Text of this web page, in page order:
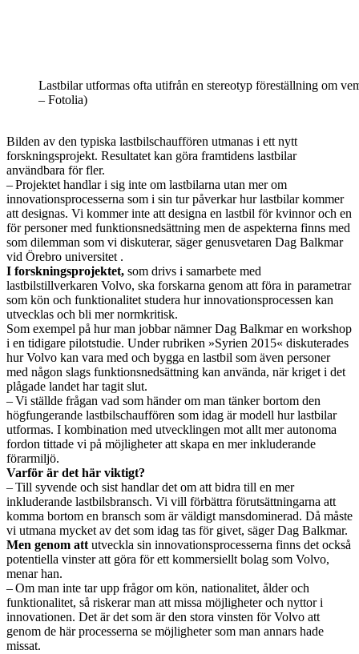
Lastbilar utformas ofta utifrån en stereotyp föreställning om
– Fotolia)
Bilden av den typiska lastbilschauffören utmanas i ett nytt
forskningsprojekt. Resultatet kan göra framtidens lastbilar
användbara för fler.
– Projektet handlar i sig inte om lastbilarna utan mer om
innovationsprocesserna som i sin tur påverkar hur lastbilar kommer
att designas. Vi kommer inte att designa en lastbil för kvinnor och en
för personer med funktionsnedsättning men de aspekterna finns med
som dilemman som vi diskuterar, säger genusvetaren Dag Balkmar
vid Örebro universitet .
I forskningsprojektet, som drivs i samarbete med
lastbilstillverkaren Volvo, ska forskarna genom att föra in parametrar
som kön och funktionalitet studera hur innovationsprocessen kan
utvecklas och bli mer normkritisk.
Som exempel på hur man jobbar nämner Dag Balkmar en workshop
i en tidigare pilotstudie. Under rubriken »Syrien 2015« diskuterades
hur Volvo kan vara med och bygga en lastbil som även personer
med någon slags funktionsnedsättning kan använda, när kriget i det
plågade landet har tagit slut.
– Vi ställde frågan vad som händer om man tänker bortom den
högfungerande lastbilschauffören som idag är modell hur lastbilar
utformas. I kombination med utvecklingen mot allt mer autonoma
fordon tittade vi på möjligheter att skapa en mer inkluderande
förarmiljö.
Varför är det här viktigt?
– Till syvende och sist handlar det om att bidra till en mer
inkluderande lastbilsbransch. Vi vill förbättra förutsättningarna att
komma bortom en bransch som är väldigt mansdominerad. Då måste
vi utmana mycket av det som idag tas för givet, säger Dag Balkmar.
Men genom att utveckla sin innovationsprocesserna finns det också
potentiella vinster att göra för ett kommersiellt bolag som Volvo,
menar han.
– Om man inte tar upp frågor om kön, nationalitet, ålder och
funktionalitet, så riskerar man att missa möjligheter och nyttor i
innovationen. Det är det som är den stora vinsten för Volvo att
genom de här processerna se möjligheter som man annars hade
missat.